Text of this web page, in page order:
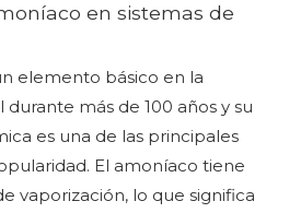
en sistemas de
elemento básico en la
más de 100 años y su
es una de las principales
El amoníaco tiene
vaporización, lo que significa